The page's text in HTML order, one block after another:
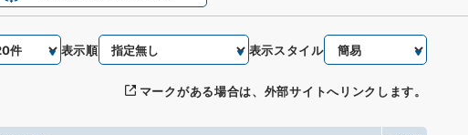
表示順 表示スタイル
マークがある場合は、外部サイトへリンクします。